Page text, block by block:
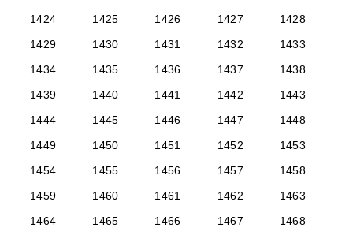
1424 1425 1426 1427
1428
1429
1430 1431 1432
1433
1434
1435 1436 1437
1438
1439
1440 1441 1442
1443
1444
1445 1446 1447
1448
1449
1450 1451 1452
1453
1454
1455 1456 1457
1458
1459
1460 1461 1462
1463
1464
1465 1466 1467
1468